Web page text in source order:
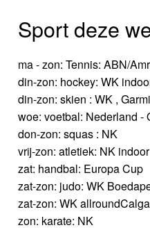
Sport deze
ma - zon: Tennis: ABN/
din-zon: hockey: WK
din-zon: skien : WK ,
woe: voetbal: Nederland -
don-zon: squas : NK
vrij-zon: atletiek: NK indoor
zat: handbal: Europa Cup
zat-zon: judo: WK
zat-zon: WK
zon: karate: NK